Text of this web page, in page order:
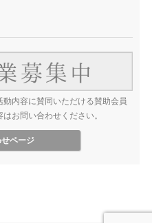
内容に賛同いただける賛助会員
お問い合わせください。
ページ